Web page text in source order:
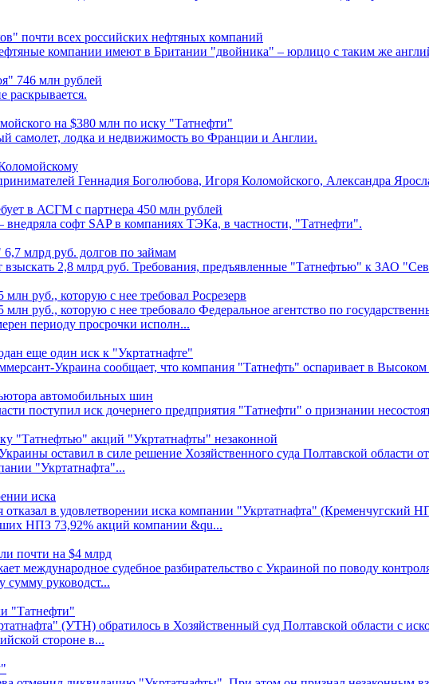
почти всех российских нефтяных компаний
компании имеют в Британии "двойника" – юрлицо с таким же
746 млн рублей
раскрывается.
на $380 млн по иску "Татнефти"
самолет, лодка и недвижимость во Франции и Англии.
Геннадия Боголюбова, Игоря Коломойского, Александра
в АСГМ с партнера 450 млн рублей
софт SAP в компаниях ТЭКа, в частности, "Татнефти".
млрд руб. долгов по займам
2,8 млрд руб. Требования, предъявленные "Татнефтью" к ЗАО
руб., которую с нее требовал Росрезерв
руб., которую с нее требовало Федеральное агентство по
периоду просрочки исполн...
еще один иск к "Укртатнафте"
Украина сообщает, что компания "Татнефть" оспаривает в
автомобильных шин
поступил иск дочернего предприятия "Татнефти" о признании
"Татнефтью" акций "Укртатнафты" незаконной
оставил в силе решение Хозяйственного суда Полтавской области
"Укртатнафта"...
иска
в удовлетворении иска компании "Укртатнафта" (Кременчугский
НПЗ 73,92% акций компании &qu...
почти на $4 млрд
международное судебное разбирательство с Украиной по поводу
сумму руководст...
"Татнефти"
(УТН) обратилось в Хозяйственный суд Полтавской области с
стороне в...